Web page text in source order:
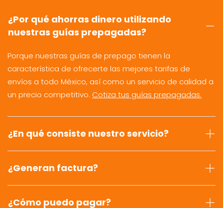
¿Por qué ahorras dinero utilizando
nuestras guías prepagadas?
Porque nuestras guías de prepago tienen la
característica de ofrecerte las mejores tarifas de
envíos a todo México, así como un servicio de calidad a
un precio competitivo. Cotiza tus guías prepagadas.
¿En qué consiste nuestro servicio?
¿Generan factura?
¿Cómo puedo pagar?